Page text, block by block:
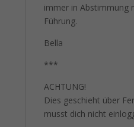
immer in Abstimmung
Führung.
Bella
***
ACHTUNG!
Dies geschieht über
musst dich nicht